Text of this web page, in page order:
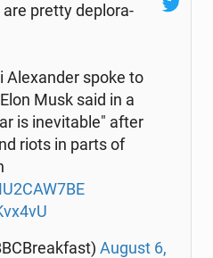
are pretty de­plo­ra­
spoke to
Musk said in a
is in­e­vi­ta­ble" after
riots in parts of
August 6,